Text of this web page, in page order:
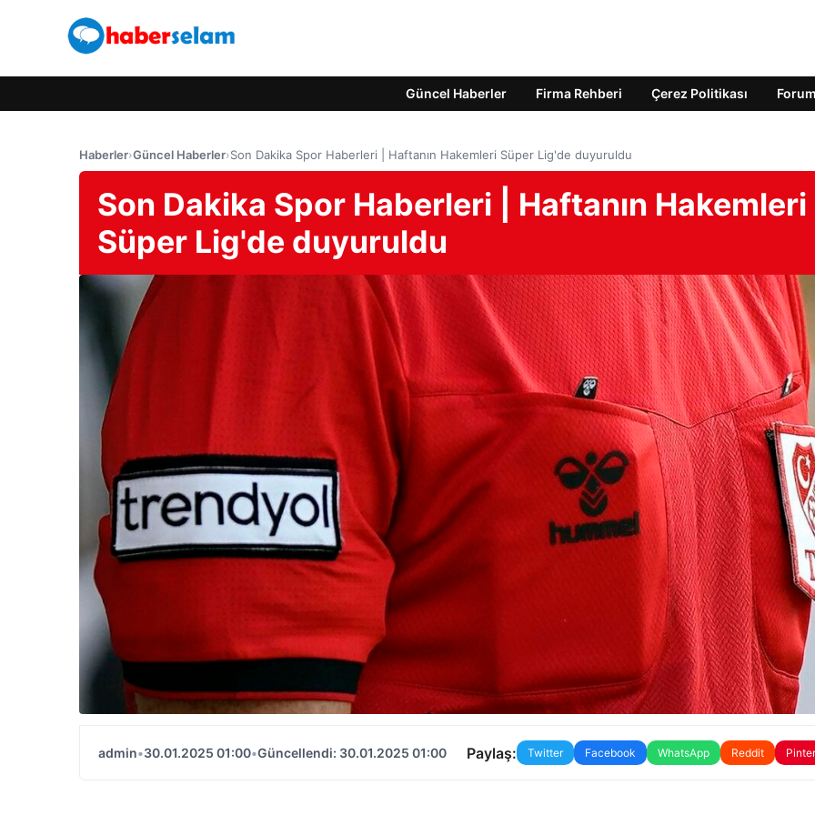
Güncel Haberler Firma Rehberi Çerez Politikası Forum
Haberler›Güncel Haberler›Son Dakika Spor Haberleri | Haftanın Hakemleri Süper Lig'de duyuruldu
Son Dakika Spor Haberleri | Haftanın Hakemleri
Süper Lig'de duyuruldu
admin•30.01.2025 01:00•Güncellendi: 30.01.2025 01:00 Paylaş: Twitter Facebook WhatsApp Reddit